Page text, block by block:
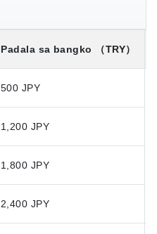
Padala sa bangko （TRY）
500 JPY
1,200 JPY
1,800 JPY
2,400 JPY